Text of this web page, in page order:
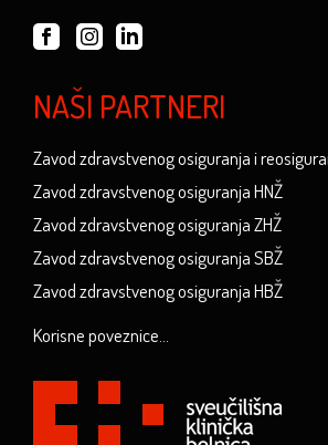
NAŠI PARTNERI
Zavod zdravstvenog osiguranja i
Zavod zdravstvenog osiguranja HNŽ
Zavod zdravstvenog osiguranja ZHŽ
Zavod zdravstvenog osiguranja SBŽ
Zavod zdravstvenog osiguranja HBŽ
Korisne poveznice...